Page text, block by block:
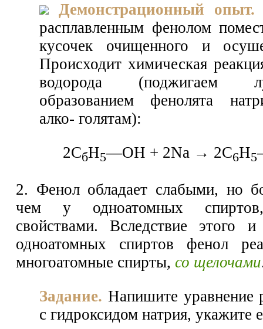
Демонстрационный опыт.
расплавленным фенолом
кусочек очищенного и
Происходит химическая
водорода (поджигаем
образованием фенолята
алко- голятам):
2СбН5—ОН + 2Na → 2C6H5
2. Фенол обладает слабыми, но
чем у одноатомных
свойствами. Вследствие этого
одноатомных спиртов фенол
многоатомные спирты, со щелочами
Задание. Напишите уравнение
с гидроксидом натрия, укажите